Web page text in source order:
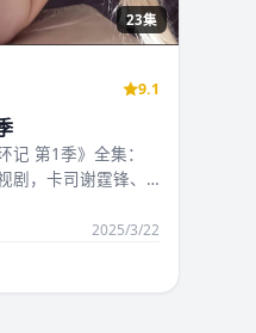
23集
9.1
记 第1季》全集：
，卡司谢霆锋、
2025/3/22